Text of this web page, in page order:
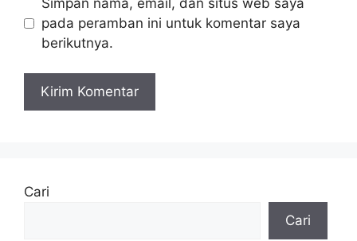
pada peramban ini untuk komentar saya
berikutnya.
Cari
Cari